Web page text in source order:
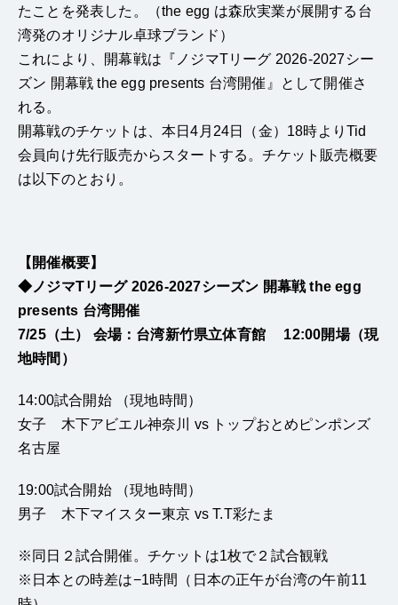
たことを発表した。（the egg は森欣実業が展開する台
湾発のオリジナル卓球ブランド）
これにより、開幕戦は『ノジマTリーグ 2026-2027シー
ズン 開幕戦 the egg presents 台湾開催』として開催さ
れる。
開幕戦のチケットは、本日4月24日（金）18時よりTid
会員向け先行販売からスタートする。チケット販売概要
は以下のとおり。
【開催概要】
◆ノジマTリーグ 2026-2027シーズン 開幕戦 the egg
presents 台湾開催
7/25（土） 会場：台湾新竹県立体育館 12:00開場（現
地時間）
14:00試合開始 （現地時間）
女子 木下アビエル神奈川 vs トップおとめピンポンズ
名古屋
19:00試合開始 （現地時間）
男子 木下マイスター東京 vs T.T彩たま
※同日２試合開催。チケットは1枚で２試合観戦
※日本との時差は−1時間（日本の正午が台湾の午前11